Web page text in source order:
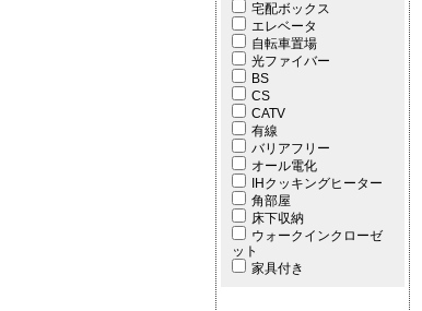
宅配ボックス
エレベータ
自転車置場
光ファイバー
BS
CS
CATV
有線
バリアフリー
オール電化
IHクッキングヒーター
角部屋
床下収納
ウォークインクローゼ
ット
家具付き